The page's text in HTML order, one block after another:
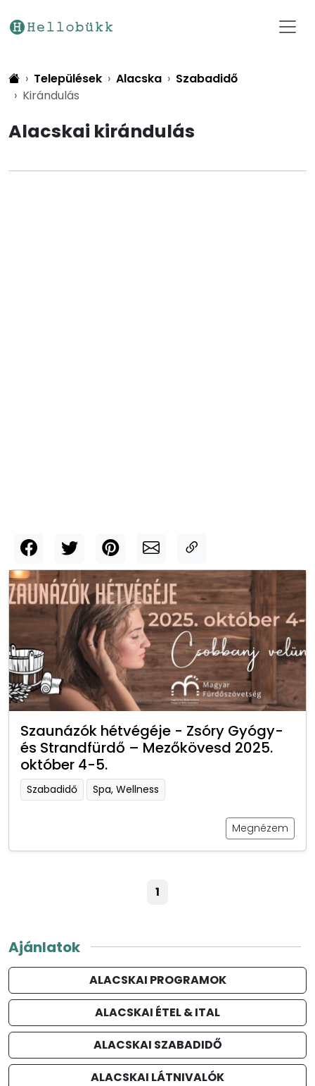
Települések Alacska
Szabadidő
Kirándulás
Alacskai kirándulás
Szaunázók hétvégéje - Zsóry Gyógy-
és Strandfürdő – Mezőkövesd 2025.
október 4-5.
Szabadidő Spa, Wellness
Megnézem
1
Ajánlatok
ALACSKAI PROGRAMOK
ALACSKAI ÉTEL & ITAL
ALACSKAI SZABADIDŐ
ALACSKAI LÁTNIVALÓK